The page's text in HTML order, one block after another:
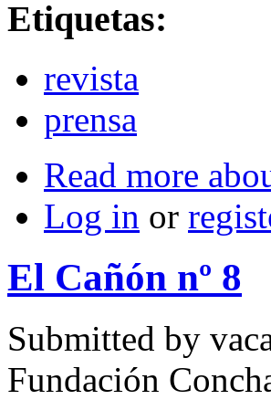
Etiquetas:
revista
prensa
Read more
Log in or
El Cañón nº 8
Submitted by
Fundación